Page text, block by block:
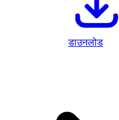
डाउनलोड